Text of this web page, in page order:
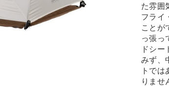
た雰囲
フライ
ことが
っ張っ
ドシー
みず、
トで
りませ